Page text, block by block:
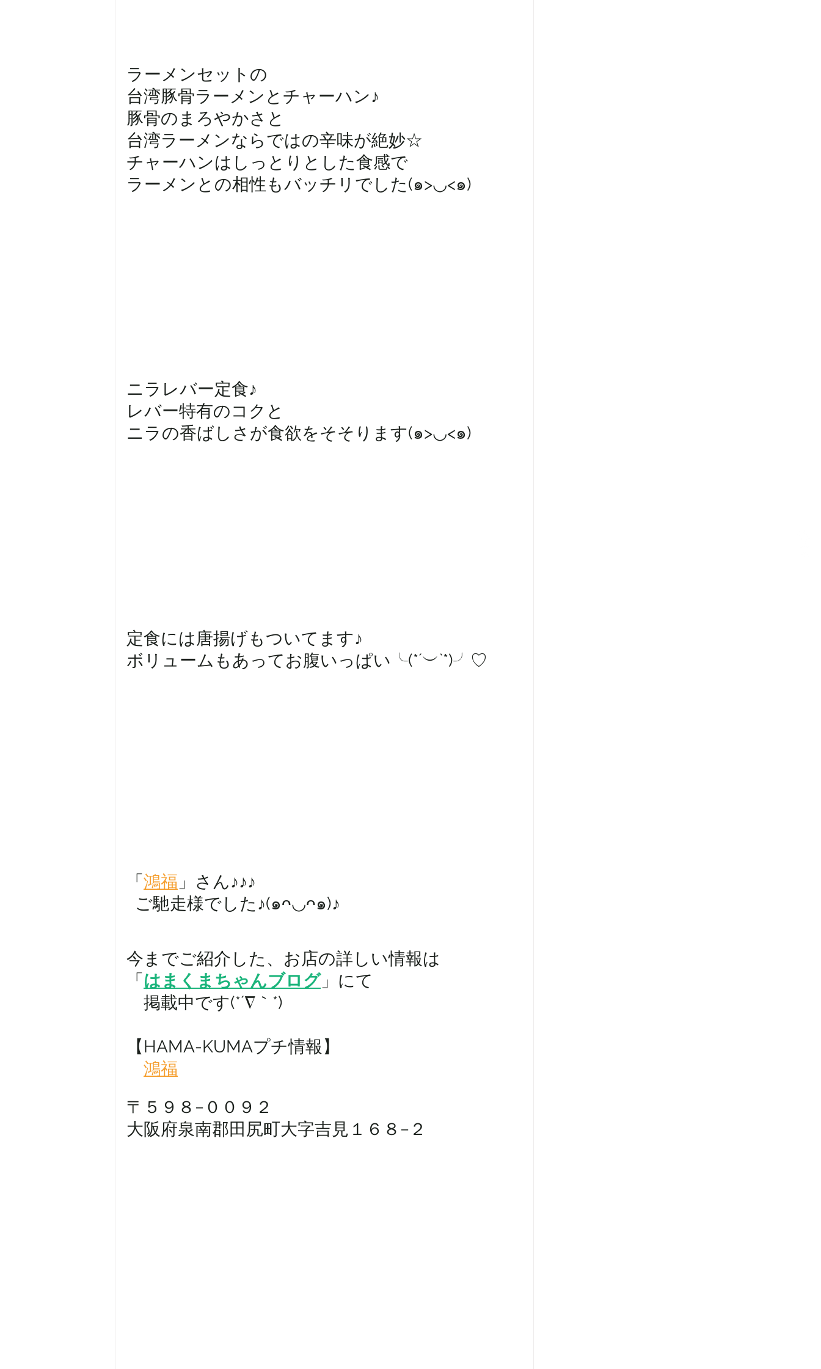
ラーメンセットの
台湾豚骨ラーメンとチャーハン♪
豚骨のまろやかさと
台湾ラーメンならではの辛味が絶妙☆
チャーハンはしっとりとした食感で
ラーメンとの相性もバッチリでした(๑>◡<๑)
ニラレバー定食♪
レバー特有のコクと
ニラの香ばしさが食欲をそそります(๑>◡<๑)
定食には唐揚げもついてます♪
ボリュームもあってお腹いっぱい╰(*´︶`*)╯♡
「 鴻福 」さん♪♪♪
ご馳走様でした♪(๑ᴖ◡ᴖ๑)♪
今までご紹介した、お店の詳しい情報は
「 はまくまちゃんブログ」にて
掲載中です(*´∇｀*)
【HAMA-KUMAプチ情報】
鴻福
〒５９８−００９２
大阪府泉南郡田尻町大字吉見１６８−２